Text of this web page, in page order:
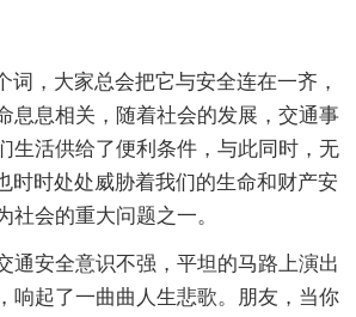
词，大家总会把它与安全连在一齐，
息息相关，随着社会的发展，交通事
生活供给了便利条件，与此同时，无
时时处处威胁着我们的生命和财产安
社会的重大问题之一。
通安全意识不强，平坦的马路上演出
响起了一曲曲人生悲歌。朋友，当你